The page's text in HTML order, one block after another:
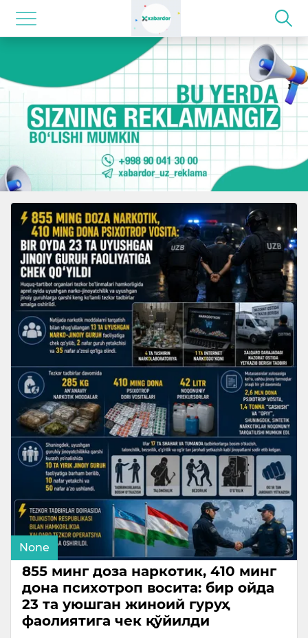
None
855 минг доза наркотик, 410 минг
дона психотроп восита: бир ойда
23 та уюшган жиноий гуруҳ
фаолиятига чек қўйилди